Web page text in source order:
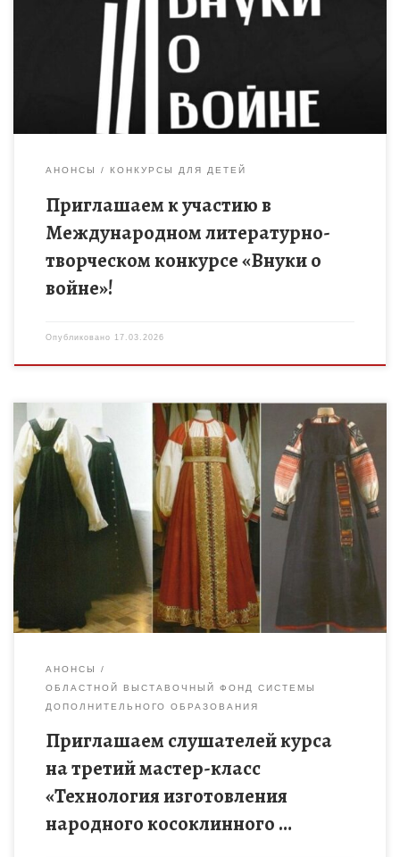
страны, помочь детям и студентам лучше понять события
Великой Отечественной войны, пробудить интерес к
литературе и расширить […]
АНОНСЫ КОНКУРСЫ ДЛЯ ДЕТЕЙ
Приглашаем к участию в
Международном литературно-
творческом конкурсе «Внуки о
войне»!
Опубликовано 17.03.2026
23 и 26 марта 2026 года в 10.00 на базе Тамбовского
областного государственного бюджетного образовательного
учреждения дополнительного образования «Центр развития
творчества детей и юношества» состоится […]
АНОНСЫ
ОБЛАСТНОЙ ВЫСТАВОЧНЫЙ ФОНД СИСТЕМЫ
ДОПОЛНИТЕЛЬНОГО ОБРАЗОВАНИЯ
Приглашаем слушателей курса
на третий мастер-класс
«Технология изготовления
народного косоклинного …